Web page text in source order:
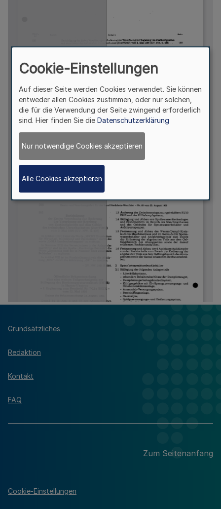
Grundsätzliches
Redaktion
Kontakt
FAQ
Zum Seitenanfang
Cookie-Einstellungen
Cookie-Einstellungen
Auf dieser Seite werden Cookies verwendet. Sie können
entweder allen Cookies zustimmen, oder nur solchen,
die für die Verwendung der Seite zwingend erforderlich
sind. Hier finden Sie die Datenschutzerklärung
Nur notwendige Cookies akzeptieren
Alle Cookies akzeptieren